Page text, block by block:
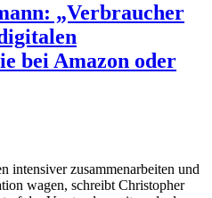
„Verbraucher
bei Amazon oder
intensiver zusammenarbeiten und
wagen, schreibt Christopher